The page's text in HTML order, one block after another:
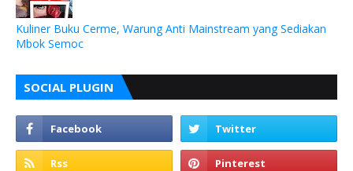
Kuliner Buku Cerme, Warung Anti Mainstream yang Sediakan
Mbok Semoc
SOCIAL PLUGIN